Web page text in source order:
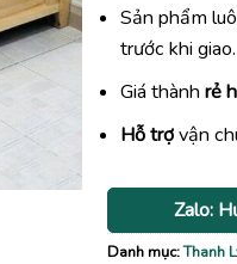
Sản phẩm
trước khi giao.
Giá thànhrẻ
Hỗ trợvận
Zalo:
Danh mục:Thanh